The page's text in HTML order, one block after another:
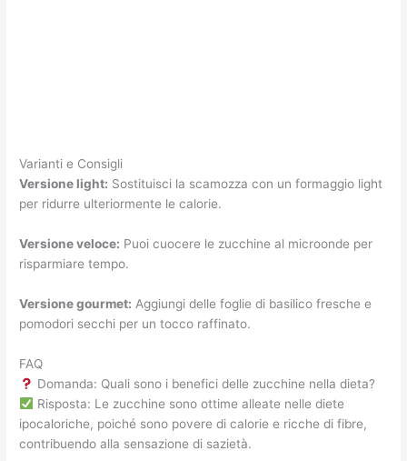
Varianti e Consigli
Versione light: Sostituisci la scamozza con un formaggio light
per ridurre ulteriormente le calorie.
Versione veloce: Puoi cuocere le zucchine al microonde per
risparmiare tempo.
Versione gourmet: Aggiungi delle foglie di basilico fresche e
pomodori secchi per un tocco raffinato.
FAQ
Domanda: Quali sono i benefici delle zucchine nella dieta?
Risposta: Le zucchine sono ottime alleate nelle diete
ipocaloriche, poiché sono povere di calorie e ricche di fibre,
contribuendo alla sensazione di sazietà.